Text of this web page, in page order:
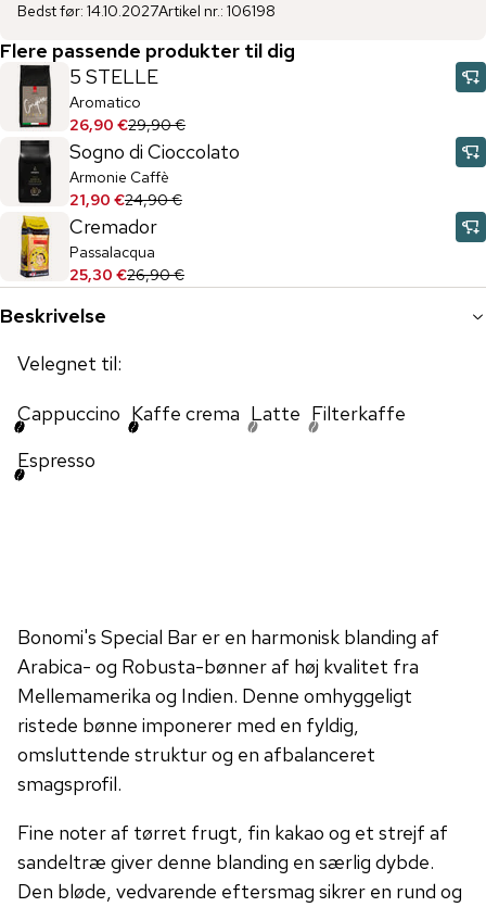
Bedst før: 14.10.2027Artikel nr.: 106198
Flere passende produkter til dig
5 STELLE
Aromatico
26,90 €29,90 €
Sogno di Cioccolato
Armonie Caffè
21,90 €24,90 €
Cremador
Passalacqua
25,30 €26,90 €
Beskrivelse
Velegnet til:
Cappuccino Kaffe crema Latte Filterkaffe
Espresso
Bonomi's Special Bar er en harmonisk blanding af
Arabica- og Robusta-bønner af høj kvalitet fra
Mellemamerika og Indien. Denne omhyggeligt
ristede bønne imponerer med en fyldig,
omsluttende struktur og en afbalanceret
smagsprofil.
Fine noter af tørret frugt, fin kakao og et strejf af
sandeltræ giver denne blanding en særlig dybde.
Den bløde, vedvarende eftersmag sikrer en rund og